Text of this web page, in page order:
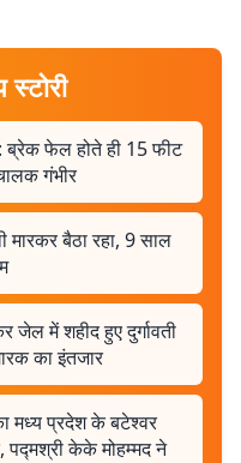
ब्रेक फेल होते ही 15 फीट
गंभीर
बैठा रहा, 9 साल
में शहीद हुए दुर्गावती
का इंतजार
मध्य प्रदेश के बटेश्वर
पद्मश्री केके मोहम्मद ने